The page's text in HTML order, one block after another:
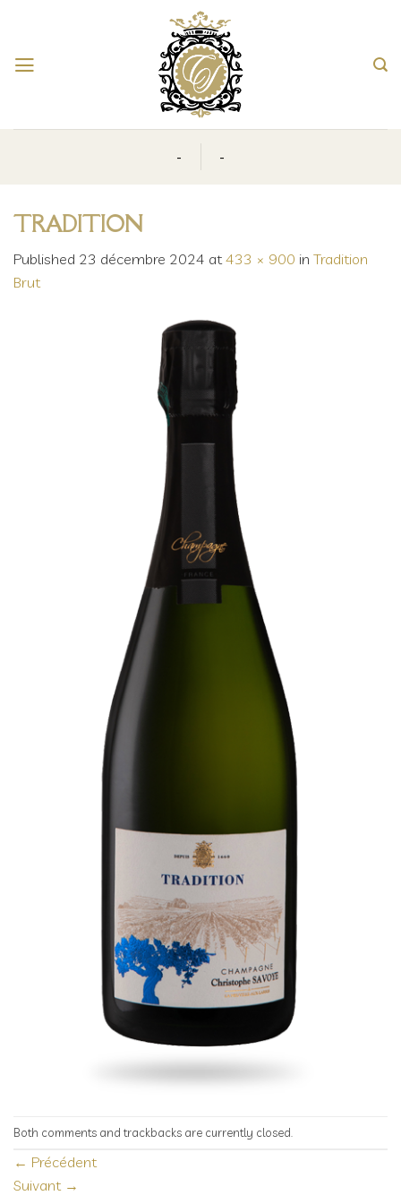
content
- -
TRADITION
Published 23 décembre 2024 at433 × 900 in Tradition
Brut
Both comments and trackbacks are currently closed.
← Précédent
Suivant →